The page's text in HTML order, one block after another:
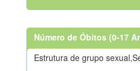
Número de Óbitos (0-17